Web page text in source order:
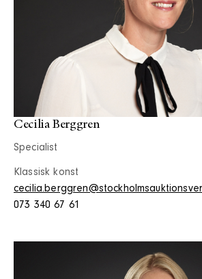
Cecilia Berggren
Specialist
Klassisk konst
073 340 67 61